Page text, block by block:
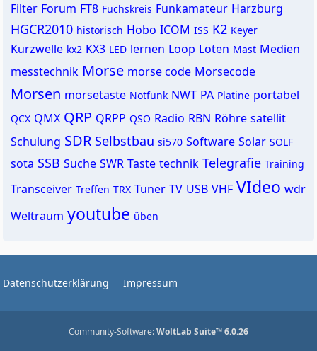
Filter Forum FT8 Fuchskreis Funkamateur Harzburg
HGCR2010 historisch Hobo ICOM ISS K2 Keyer
Kurzwelle kx2 KX3 LED lernen Loop Löten Mast Medien
messtechnik Morse morse code Morsecode
Morsen morsetaste Notfunk NWT PA Platine portabel
QCX QMX QRP QRPP QSO Radio RBN Röhre satellit
Schulung SDR Selbstbau si570 Software Solar SOLF
sota SSB Suche SWR Taste technik Telegrafie Training
Transceiver Treffen TRX Tuner TV USB VHF VIdeo wdr
Weltraum youtube üben
Datenschutzerklärung Impressum
Community-Software:WoltLab Suite™ 6.0.26